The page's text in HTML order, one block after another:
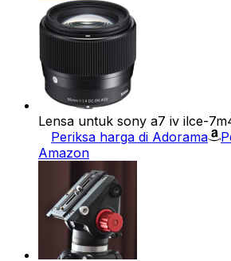
Lensa untuk sony a7 iv ilce-
Periksa harga di Adorama
Amazon